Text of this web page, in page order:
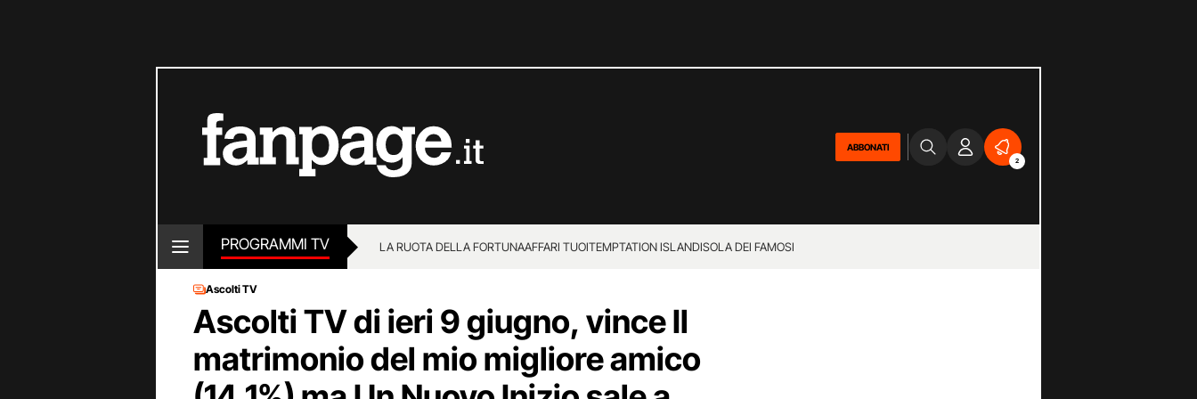
ABBONATI
2
PROGRAMMI TV LA RUOTA DELLA FORTUNAAFFARI TUOITEMPTATION ISLANDISOLA DEI FAMOSI
Ascolti TV
Ascolti TV di ieri 9 giugno, vince Il
matrimonio del mio migliore amico